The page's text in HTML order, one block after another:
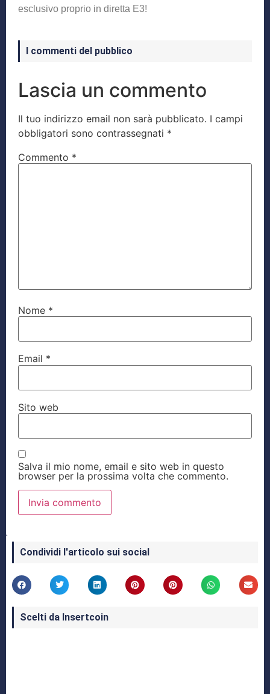
esclusivo proprio in diretta E3!
I commenti del pubblico
Lascia un commento
Il tuo indirizzo email non sarà pubblicato. I campi
obbligatori sono contrassegnati *
Commento *
Nome *
Email *
Sito web
Salva il mio nome, email e sito web in questo
browser per la prossima volta che commento.
Condividi l'articolo sui social
Scelti da Insertcoin